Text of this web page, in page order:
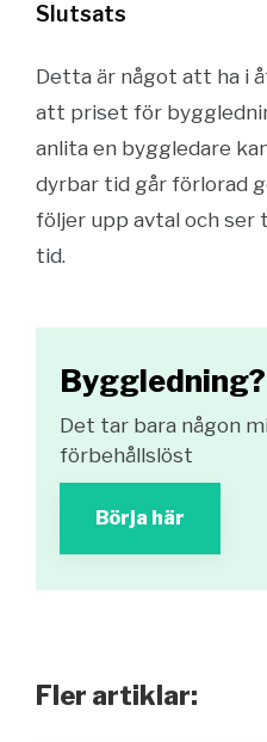
Slutsats
Detta är något att ha i
att priset för
anlita en byggledare
dyrbar tid går förlorad
följer upp avtal och
tid.
Det tar bara någon
förbehållslöst
Börja här
Fler artiklar: